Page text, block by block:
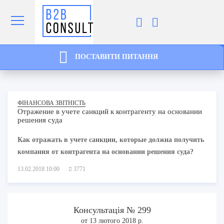
ПОСТАВИТИ ПИТАННЯ
ФІНАНСОВА ЗВІТНІСТЬ
Отражение в учете санкций к контрагенту на основании
решения суда
Как отражать в учете санкции, которые должна получить
компания от контрагента на основании решения суда?
13.02.2018 10:00 3771
Консультація № 299
от 13 лютого 2018 р.